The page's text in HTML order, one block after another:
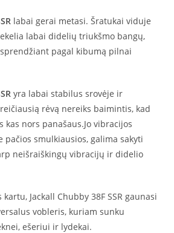
labai gerai metasi. Šratukai viduje
labai didelių triukšmo bangų,
pagal kibumą pilnai
yra labai stabilus srovėje ir
rėvą nereiks baimintis, kad
kas nors panašaus.Jo vibracijos
pačios smulkiausios, galima sakyti
neišraiškingų vibracijų ir didelio
Jackall Chubby 38F SSR gaunasi
vobleris, kuriam sunku
ešeriui ir lydekai.